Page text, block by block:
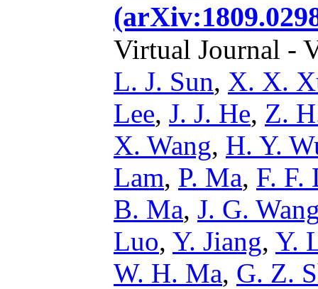
Virtual Journal -
L. J. Sun, X. X.
Lee, J. J. He, Z.
X. Wang, H. Y.
Lam, P. Ma, F. F.
B. Ma, J. G.
Luo, Y. Jiang, Y.
W. H. Ma, G. Z.